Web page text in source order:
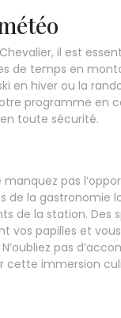
il est
de temps en
en hiver ou la
programme en
toute sécurité.
pas
de la gastronomie
de la station. Des
vos papilles et
pas
immersion